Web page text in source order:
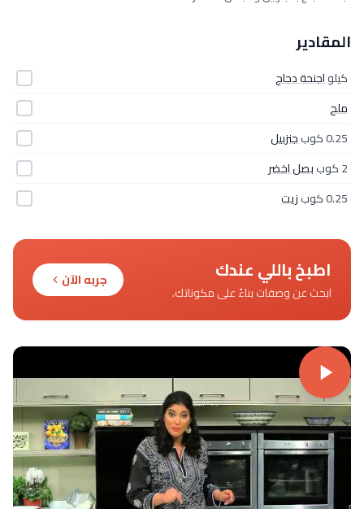
المقادير
كيلواجنحة دجاج
ملح
0.25 كوب
جنزبيل
2 كوب
بصل اخضر
0.25 كوب
زيت
اطبخ باللي عندك
ابحث عن وصفات بناءً على مكوناتك.
جربه الآن